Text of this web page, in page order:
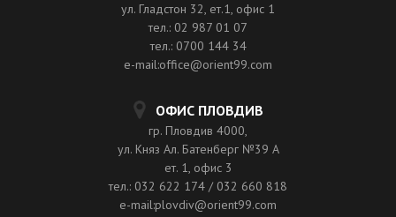
ул. Гладстон 32, ет.1, офис 1
тел.: 02 987 01 07
тел.: 0700 144 34
e-mail:office@orient99.com
ОФИС ПЛОВДИВ
гр. Пловдив 4000,
ул. Княз Ал. Батенберг №39 A
ет. 1, офис 3
тел.: 032 622 174 / 032 660 818
e-mail:plovdiv@orient99.com